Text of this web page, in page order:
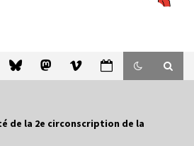
de la 2e circonscription de la